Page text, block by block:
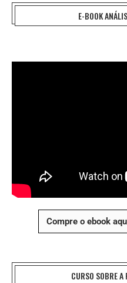
E-BOOK
Compre o ebook
CURSO SOBRE A